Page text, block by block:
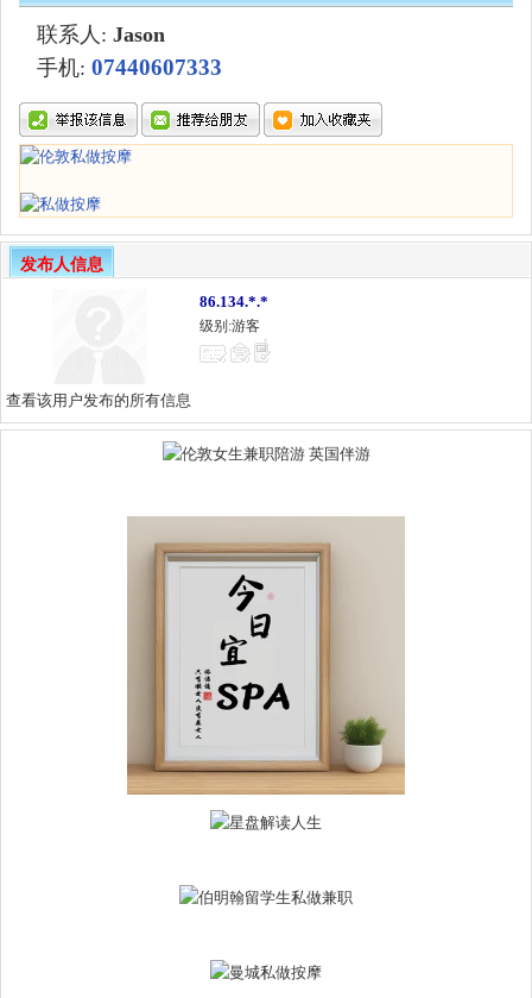
联系人: Jason
手机: 07440607333
发布人信息
86.134.*.*
级别:游客
查看该用户发布的所有信息